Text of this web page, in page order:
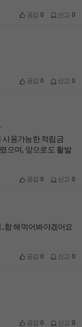
공감0 신고 0
공감0 신고 0
사용가능한 적립금
으며, 앞으로도 활발
공감0 신고 0
함 해먹어봐야겠어요
공감0 신고 0
공감0 신고 0